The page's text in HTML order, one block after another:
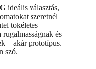
ideális választás,
szeretnél
tökéletes
és
– akár prototípus,
szó.